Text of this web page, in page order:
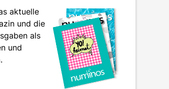
aktuelle
und die
als
und